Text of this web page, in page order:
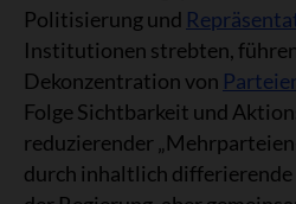
Politisierung und
Institutionen strebten,
Dekonzentration von
Folge Sichtbarkeit und
reduzierender
durch inhaltlich